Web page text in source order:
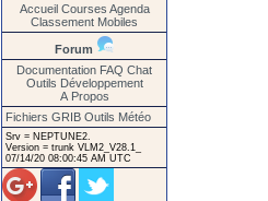
Accueil Courses Agenda
Classement Mobiles
Forum
Documentation FAQ Chat
Outils Développement
A Propos
Fichiers GRIB Outils Météo
Srv = NEPTUNE2.
Version = trunk VLM2_V28.1_
07/14/20 08:00:45 AM UTC